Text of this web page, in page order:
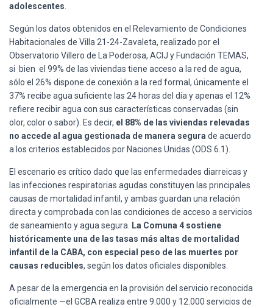
adolescentes
Según los datos obtenidos en el Relevamiento de Condiciones
Habitacionales de Villa 21-24-Zavaleta, realizado por el
Observatorio Villero de La Poderosa, ACIJ y Fundación TEMAS,
si bien el 99% de las viviendas tiene acceso a la red de agua,
sólo el 26% dispone de conexión a la red formal, únicamente el
37% recibe agua suficiente las 24 horas del día y apenas el 12%
refiere recibir agua con sus características conservadas (sin
olor, color o sabor). Es decir, el 88% de las viviendas relevadas
no accede al agua gestionada de manera segura de acuerdo
a los criterios establecidos por Naciones Unidas (ODS 6.1).
El escenario es crítico dado que las enfermedades diarreicas y
las infecciones respiratorias agudas constituyen las principales
causas de mortalidad infantil, y ambas guardan una relación
directa y comprobada con las condiciones de acceso a servicios
de saneamiento y agua segura.
La Comuna 4 sostiene
históricamente una de las tasas más altas de mortalidad
infantil de la CABA, con especial peso de las muertes por
causas reducibles, según los datos oficiales disponibles.
A pesar de la emergencia en la provisión del servicio reconocida
oficialmente —el GCBA realiza entre 9.000 y 12.000 servicios de